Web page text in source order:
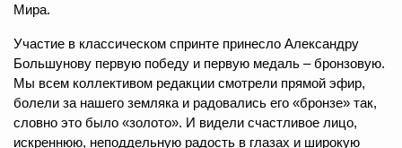
Мира.
Участие в классическом спринте принесло Александру
Большунову первую победу и первую медаль – бронзовую.
Мы всем коллективом редакции смотрели прямой эфир,
болели за нашего земляка и радовались его «бронзе» так,
словно это было «золото». И видели счастливое лицо,
искреннюю, неподдельную радость в глазах и широкую